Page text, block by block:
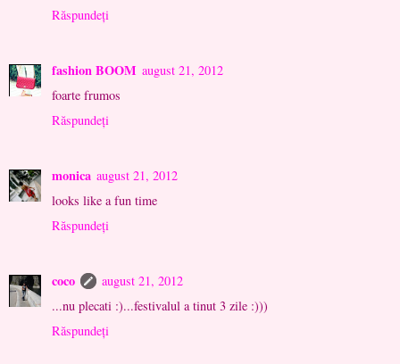
Răspundeți
fashion BOOM august 21, 2012
foarte frumos
Răspundeți
monica august 21, 2012
looks like a fun time
Răspundeți
coco
august 21, 2012
...nu plecati :)...festivalul a tinut 3 zile :)))
Răspundeți